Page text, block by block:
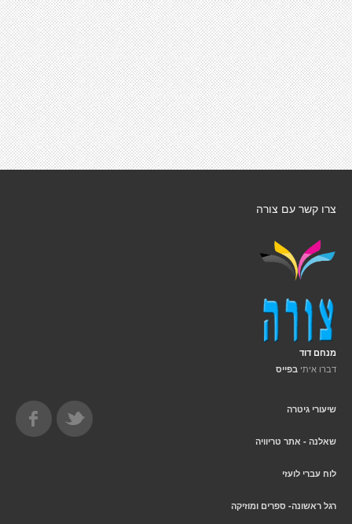
צרו קשר עם צורה
מנחם דוד
דברו איתי בפייס
שיעורי גיטרה
שאלנה - אתר טריוויה
לוח עברי לועזי
רגל ראשונה- ספרים ומוזיקה